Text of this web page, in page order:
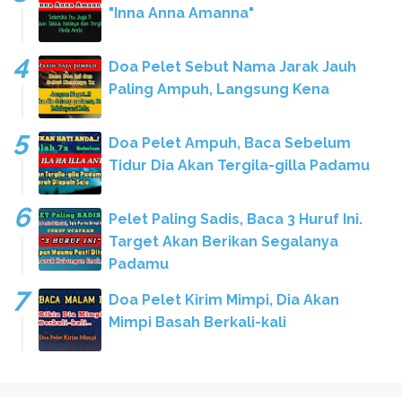
"Inna Anna Amanna"
Doa Pelet Sebut Nama Jarak Jauh
Paling Ampuh, Langsung Kena
Doa Pelet Ampuh, Baca Sebelum
Tidur Dia Akan Tergila-gilla Padamu
Pelet Paling Sadis, Baca 3 Huruf Ini.
Target Akan Berikan Segalanya
Padamu
Doa Pelet Kirim Mimpi, Dia Akan
Mimpi Basah Berkali-kali